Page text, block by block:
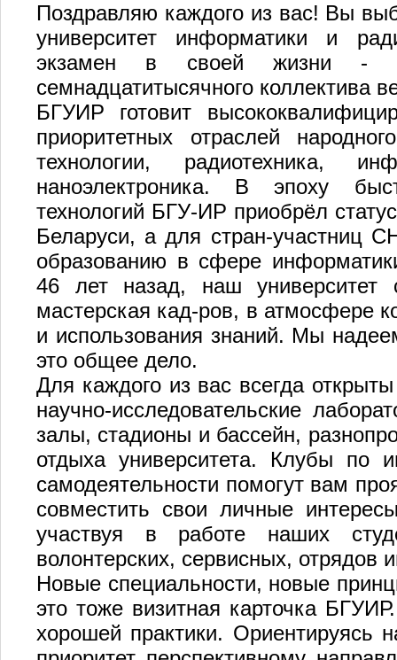
Поздравляю каждого из вас! Вы
университет информатики и
экзамен в своей жизни -
семнадцатитысячного коллектива
БГУИР готовит
приоритетных отраслей
технологии, радиотехника,
наноэлектроника. В эпоху
технологий БГУ-ИР приобрёл
Беларуси, а для стран-участниц
образованию в сфере
46 лет назад, наш университет
мастерская кад-ров, в атмосфере
и использования знаний. Мы
это общее дело.
Для каждого из вас всегда
научно-исследовательские
залы, стадионы и бассейн,
отдыха университета. Клубы по
самодеятельности помогут вам
совместить свои личные
участвуя в работе наших
волонтерских, сервисных, отрядов
Новые специальности, новые
это тоже визитная карточка
хорошей практики. Ориентируясь